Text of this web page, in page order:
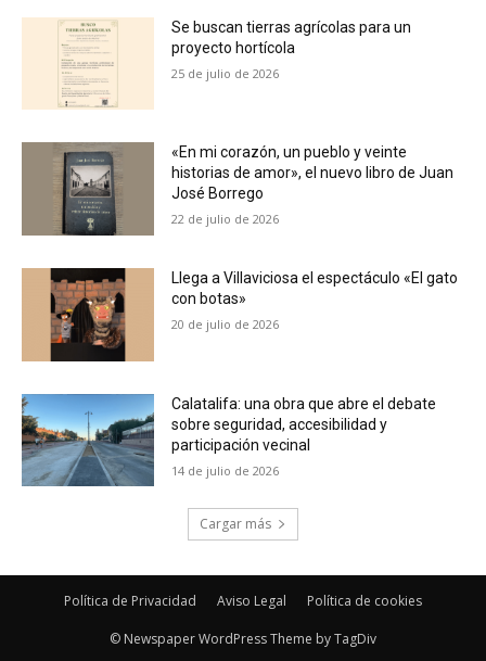
Se buscan tierras agrícolas para un
proyecto hortícola
25 de julio de 2026
«En mi corazón, un pueblo y veinte
historias de amor», el nuevo libro de Juan
José Borrego
22 de julio de 2026
Llega a Villaviciosa el espectáculo «El gato
con botas»
20 de julio de 2026
Calatalifa: una obra que abre el debate
sobre seguridad, accesibilidad y
participación vecinal
14 de julio de 2026
Cargar más
Política de Privacidad Aviso Legal Política de cookies
© Newspaper WordPress Theme by TagDiv